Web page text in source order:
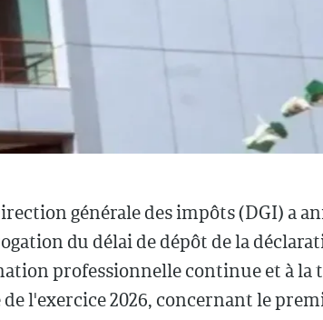
générale des impôts (DGI) a
du délai de dépôt de la
professionnelle continue et à la
l'exercice 2026, concernant le